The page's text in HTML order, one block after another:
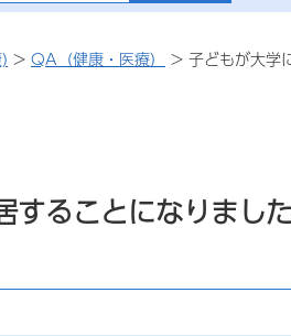
> QA（健康・医療）
> 子どもが大学
ることになりまし